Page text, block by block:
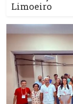
Limoeiro